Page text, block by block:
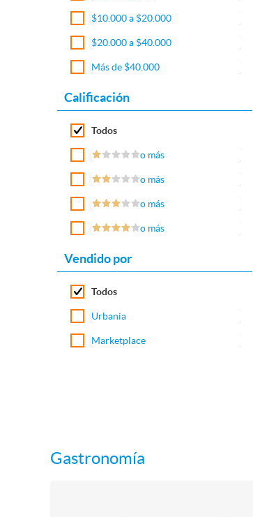
$10.000 a $20.000
$20.000 a $40.000
Más de $40.000
Calificación
Todos
o más
o más
o más
o más
Vendido por
Todos
Urbania
Marketplace
Gastronomía